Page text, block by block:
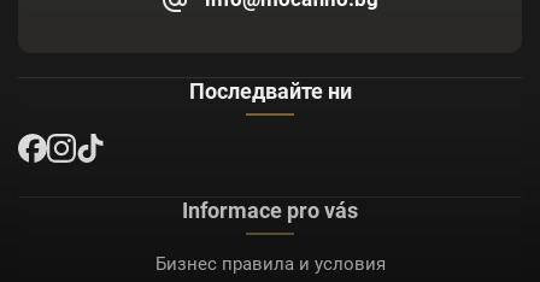
Последвайте ни
Informace pro vás
Бизнес правила и условия